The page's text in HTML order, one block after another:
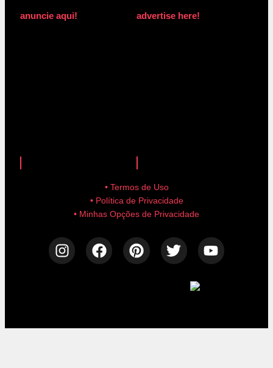
anuncie aqui! advertise here!
• Termos de Uso
• Política de Privacidade
• Minhas Opções de Privacidade